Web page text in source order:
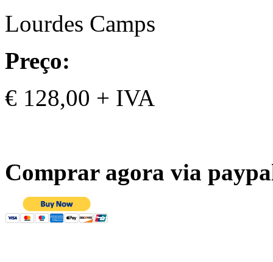
Lourdes Camps
Preço:
€ 128,00 + IVA
Comprar agora via